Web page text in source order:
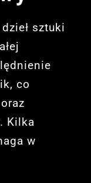
sztuki
co
Kilka
w